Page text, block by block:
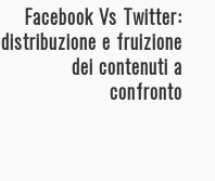
Facebook Vs Twitter:
distribuzione e fruizione
dei contenuti a
confronto